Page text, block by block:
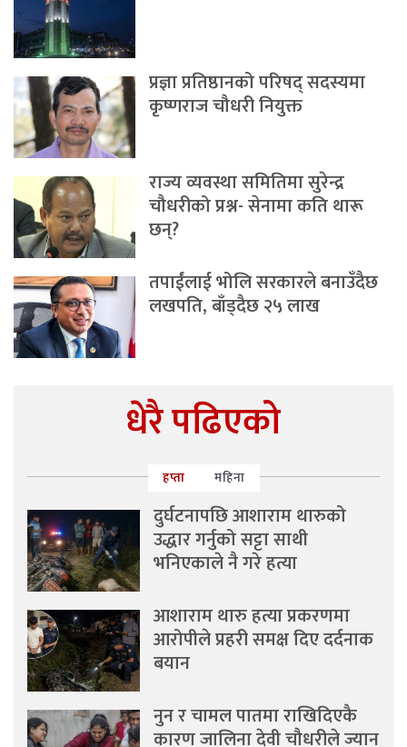
प्रज्ञा प्रतिष्ठानको परिषद् सदस्यमा
कृष्णराज चौधरी नियुक्त
राज्य व्यवस्था समितिमा सुरेन्द्र
चौधरीको प्रश्न- सेनामा कति थारू
छन्?
तपाईंलाई भोलि सरकारले बनाउँदैछ
लखपति, बाँड्दैछ २५ लाख
धेरै पढिएको
हप्ता महिना
दुर्घटनापछि आशाराम थारुको
उद्धार गर्नुको सट्टा साथी
भनिएकाले नै गरे हत्या
आशाराम थारु हत्या प्रकरणमा
आरोपीले प्रहरी समक्ष दिए दर्दनाक
बयान
नुन र चामल पातमा राखिदिएकै
कारण जालिना देवी चौधरीले ज्यान